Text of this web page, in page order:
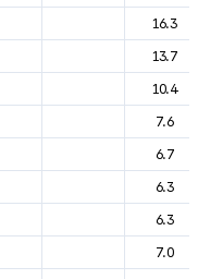
16.3
13.7
10.4
7.6
6.7
6.3
6.3
7.0